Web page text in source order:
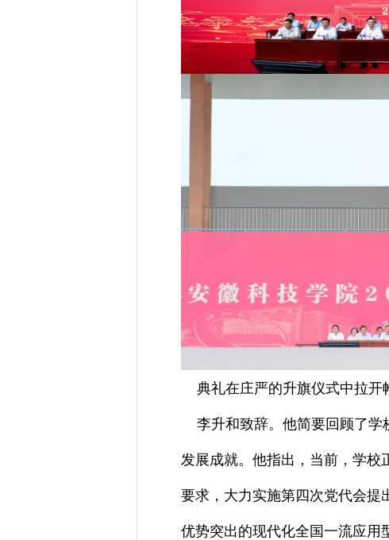
典礼在庄严的升旗仪式中拉开
李升和致辞。他简要回顾了学
发展成就。他指出，当前，学校
要求，大力实施第四次党代会提
优势突出的现代化全国一流应用